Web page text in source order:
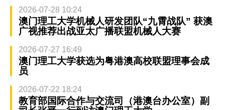
2026-07-28 10:24
澳门理工大学机械人研发团队“九霄战队” 获澳
广视推荐出战亚太广播联盟机械人大赛
2026-07-27 16:49
澳门理工大学获选为粤港澳高校联盟理事会成
员
2026-07-22 18:24
教育部国际合作与交流司（港澳台办公室）副